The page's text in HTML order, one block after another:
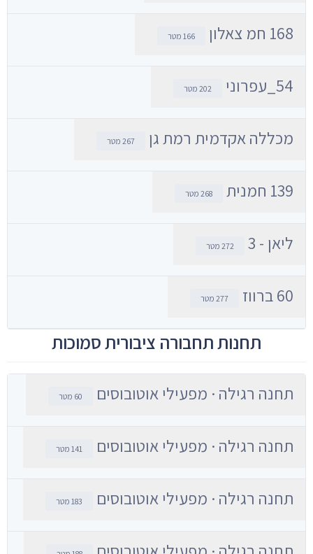
168 חמ צאלון 166 מטר
54_עפרוני 202 מטר
מכללה אקדמית רמת גן 267 מטר
139 חמנית 268 מטר
ליאן - 3 272 מטר
60 ברווז 277 מטר
תחנות תחבורה ציבורית סמוכות
תחנה רגילה · מפעילי אוטובוסים 60 מטר
תחנה רגילה · מפעילי אוטובוסים 141 מטר
תחנה רגילה · מפעילי אוטובוסים 183 מטר